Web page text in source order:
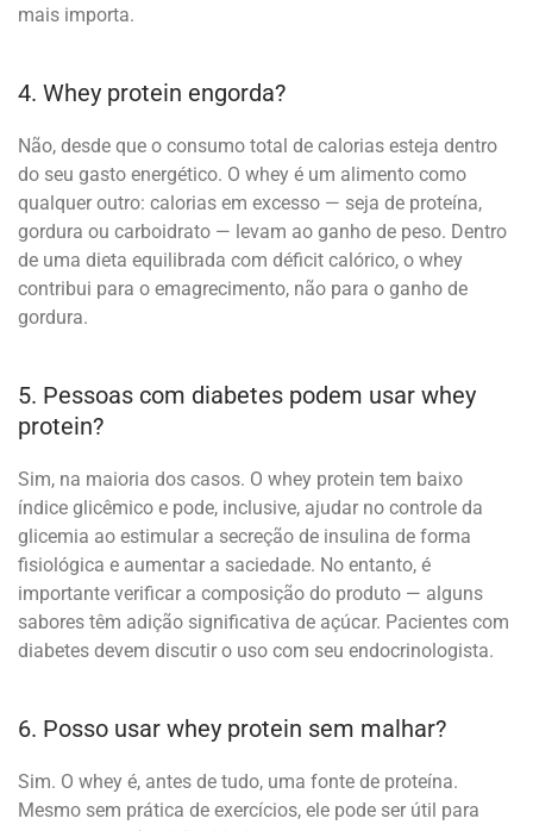
mais importa.
4. Whey protein engorda?
Não, desde que o consumo total de calorias esteja dentro
do seu gasto energético. O whey é um alimento como
qualquer outro: calorias em excesso — seja de proteína,
gordura ou carboidrato — levam ao ganho de peso. Dentro
de uma dieta equilibrada com déficit calórico, o whey
contribui para o emagrecimento, não para o ganho de
gordura.
5. Pessoas com diabetes podem usar whey
protein?
Sim, na maioria dos casos. O whey protein tem baixo
índice glicêmico e pode, inclusive, ajudar no controle da
glicemia ao estimular a secreção de insulina de forma
fisiológica e aumentar a saciedade. No entanto, é
importante verificar a composição do produto — alguns
sabores têm adição significativa de açúcar. Pacientes com
diabetes devem discutir o uso com seu endocrinologista.
6. Posso usar whey protein sem malhar?
Sim. O whey é, antes de tudo, uma fonte de proteína.
Mesmo sem prática de exercícios, ele pode ser útil para